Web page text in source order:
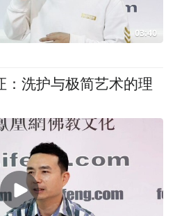
03:40
：洗护与极简艺术的理